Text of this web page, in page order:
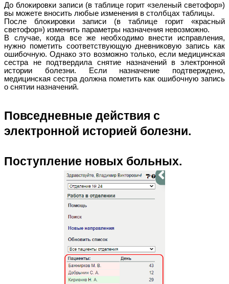
До блокировки записи (в таблице горит «зеленый светофор»)
вы можете вносить любые изменения в столбцах таблицы.
После блокировки записи (в таблице горит «красный
светофор») изменить параметры назначения невозможно.
В случае, когда все же необходимо внести исправления,
нужно пометить соответствующую дневниковую запись как
ошибочную. Однако это возможно только, если медицинская
сестра не подтвердила снятие назначений в электронной
истории болезни. Если назначение подтверждено,
медицинская сестра должна пометить как ошибочную запись
о снятии назначений.
Повседневные действия с
электронной историей болезни.
Поступление новых больных.